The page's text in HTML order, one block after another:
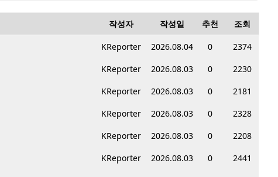
작성자 작성일 추천 조회
KReporter 2026.08.04 0
2374
KReporter 2026.08.03 0
2230
KReporter 2026.08.03 0
2181
KReporter 2026.08.03 0
2328
KReporter 2026.08.03 0
2208
KReporter 2026.08.03 0
2441